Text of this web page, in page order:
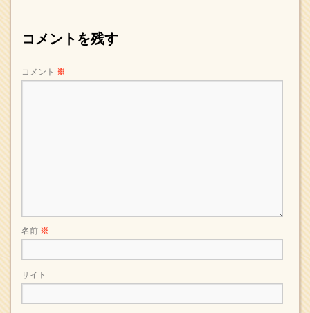
コメントを残す
コメント ※
名前 ※
サイト